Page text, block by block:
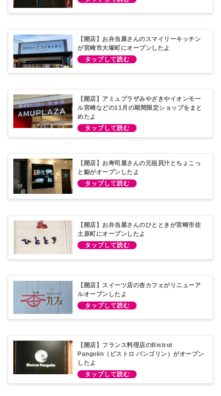
【開店】お弁当屋さんのスマイリーキッチン
が宮崎市大塚町にオープンしたよ
【開店】アミュプラザみやざきやイオンモー
ル宮崎などの11月の期間限定ショップをまと
めたよ
【開店】お寿司屋さんの元祖貝汁とちょこっ
と鮨がオープンしたよ
【開店】お弁当屋さんのひとときが宮崎市佐
土原町にオープンしたよ
【開店】スイーツ店の杏カフェがリニューア
ルオープンしたよ
【開店】フランス料理店のBistrot
Pangolin（ビストロ パンゴリン）がオープン
したよ